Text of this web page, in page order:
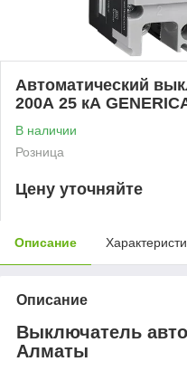
Автоматический
200А 25 кА
В наличии
Розница
Цену уточняйте
Описание
Описание
Выключатель
Алматы